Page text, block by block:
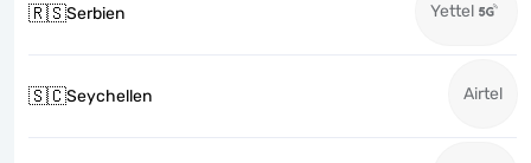
🇷🇸Serbien Yettel
🇸🇨Seychellen Airtel